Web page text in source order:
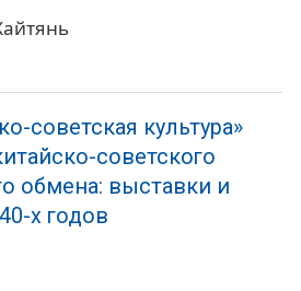
советская культура»
советского
обмена: выставки и
х годов